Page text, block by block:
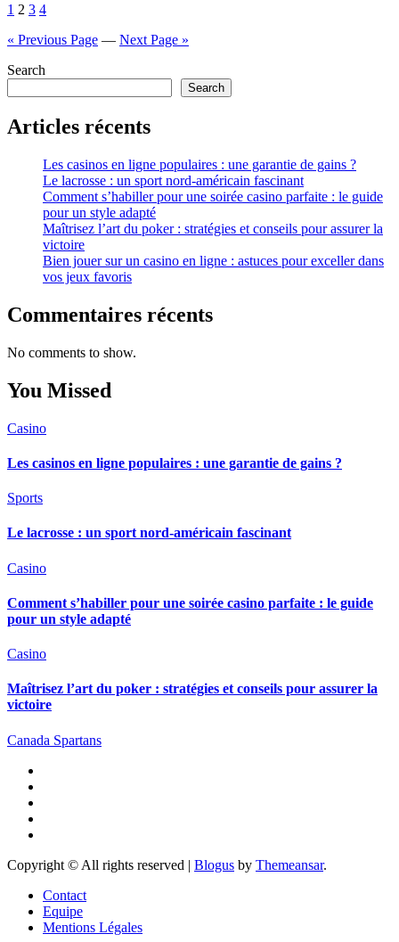
Posts
pagination
1 2 3 4
« Previous Page — Next Page »
Search
Search
Articles récents
Les casinos en ligne populaires : une garantie de gains ?
Le lacrosse : un sport nord-américain fascinant
Comment s’habiller pour une soirée casino parfaite : le guide
pour un style adapté
Maîtrisez l’art du poker : stratégies et conseils pour assurer la
victoire
Bien jouer sur un casino en ligne : astuces pour exceller dans
vos jeux favoris
Commentaires récents
No comments to show.
You Missed
Casino
Les casinos en ligne populaires : une garantie de gains ?
Sports
Le lacrosse : un sport nord-américain fascinant
Casino
Comment s’habiller pour une soirée casino parfaite : le guide
pour un style adapté
Casino
Maîtrisez l’art du poker : stratégies et conseils pour assurer la
victoire
Canada Spartans
Copyright © All rights reserved | Blogus by Themeansar.
Contact
Equipe
Mentions Légales